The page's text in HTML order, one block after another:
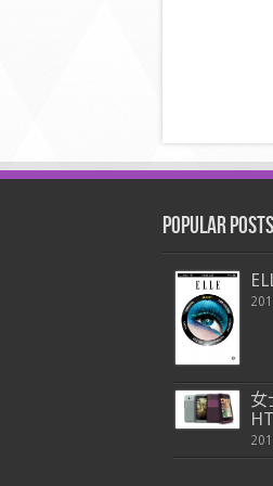
Popular Posts
女